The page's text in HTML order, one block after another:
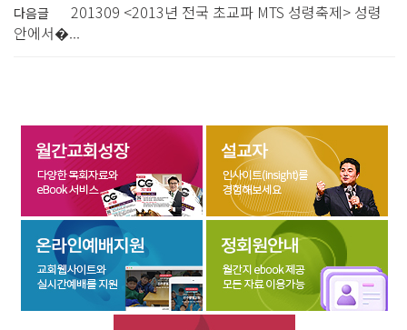
다음글
201309 <2013년 전국 초교파 MTS 성령축제> 성령
안에서�...